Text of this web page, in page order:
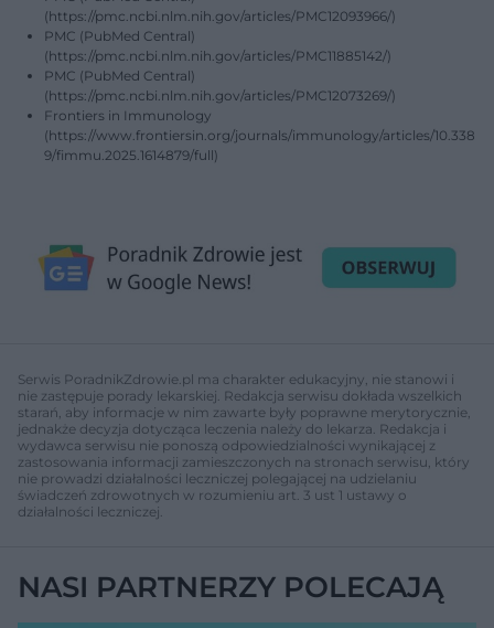
(https://pmc.ncbi.nlm.nih.gov/articles/PMC12093966/)
PMC (PubMed Central)
(https://pmc.ncbi.nlm.nih.gov/articles/PMC11885142/)
PMC (PubMed Central)
(https://pmc.ncbi.nlm.nih.gov/articles/PMC12073269/)
Frontiers in Immunology
(https://www.frontiersin.org/journals/immunology/articles/10.338
9/fimmu.2025.1614879/full)
Serwis PoradnikZdrowie.pl ma charakter edukacyjny, nie stanowi i
nie zastępuje porady lekarskiej. Redakcja serwisu dokłada wszelkich
starań, aby informacje w nim zawarte były poprawne merytorycznie,
jednakże decyzja dotycząca leczenia należy do lekarza. Redakcja i
wydawca serwisu nie ponoszą odpowiedzialności wynikającej z
zastosowania informacji zamieszczonych na stronach serwisu, który
nie prowadzi działalności leczniczej polegającej na udzielaniu
świadczeń zdrowotnych w rozumieniu art. 3 ust 1 ustawy o
działalności leczniczej.
NASI PARTNERZY POLECAJĄ